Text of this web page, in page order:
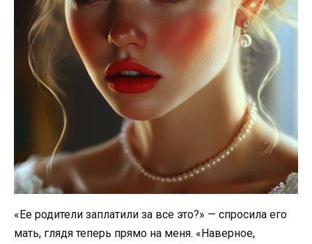
«Ее родители заплатили за все это?» — спросила его
мать, глядя теперь прямо на меня. «Наверное,